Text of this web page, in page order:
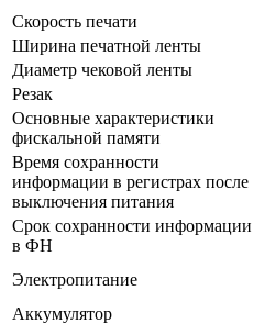
Скорость печати
Ширина печатной ленты
Диаметр чековой ленты
Резак
Основные характеристики
фискальной памяти
Время сохранности
информации в регистрах после
выключения питания
Срок сохранности информации
в ФН
Электропитание
Аккумулятор